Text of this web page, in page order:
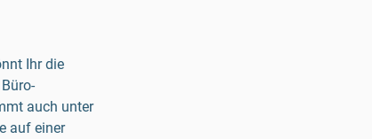
Ihr die
auch unter
auf einer